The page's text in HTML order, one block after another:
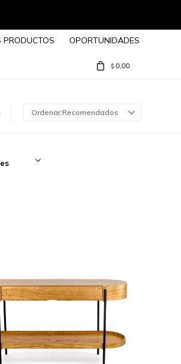
PRODUCTOS OPORTUNIDADES
$ 0,00
Recomendados